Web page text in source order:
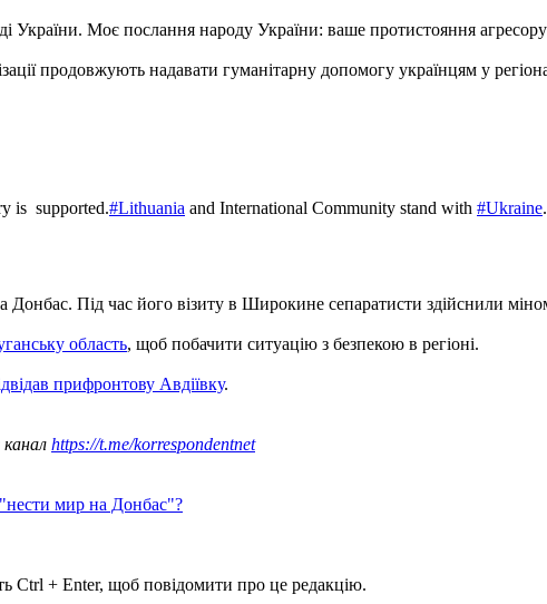
України. Моє послання народу України: ваше протистояння
продовжують надавати гуманітарну допомогу українцям у
is supported.#Lithuania and International Community stand with #Ukraine.
Під час його візиту в Широкине сепаратисти здійснили
область, щоб побачити ситуацію з безпекою в регіоні.
прифронтову Авдіївку.
https://t.me/korrespondentnet
"нести мир на Донбас"?
Ctrl + Enter, щоб повідомити про це редакцію.